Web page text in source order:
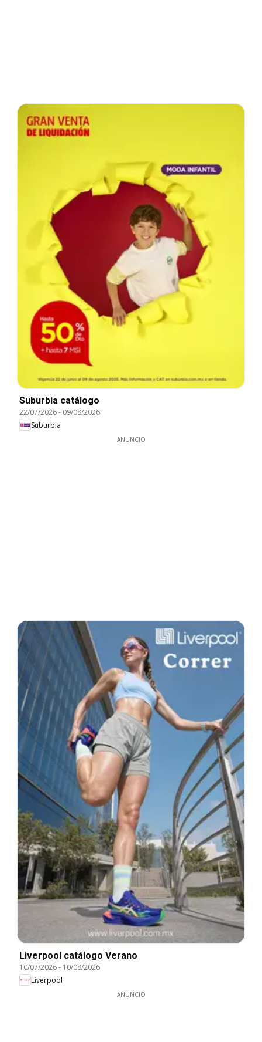
Suburbia catálogo
22/07/2026- 09/08/2026
Suburbia
ANUNCIO
Liverpool catálogo Verano
10/07/2026- 10/08/2026
Liverpool
ANUNCIO